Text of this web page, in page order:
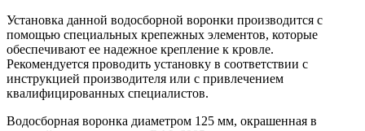
Установка данной водосборной воронки производится с
помощью специальных крепежных элементов, которые
обеспечивают ее надежное крепление к кровле.
Рекомендуется проводить установку в соответствии с
инструкцией производителя или с привлечением
квалифицированных специалистов.
Водосборная воронка диаметром 125 мм, окрашенная в